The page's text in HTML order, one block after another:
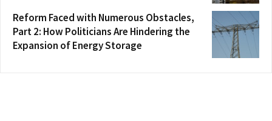
Reform Faced with Numerous Obstacles,
Part 2: How Politicians Are Hindering the
Expansion of Energy Storage